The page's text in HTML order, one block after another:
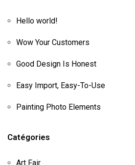
Hello world!
Wow Your Customers
Good Design Is Honest
Easy Import, Easy-To-Use
Painting Photo Elements
Catégories
Art Fair